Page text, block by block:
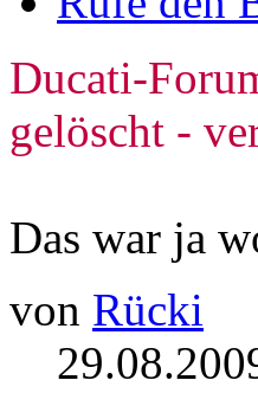
Ducati-
gelöscht -
Das war ja
von Rücki